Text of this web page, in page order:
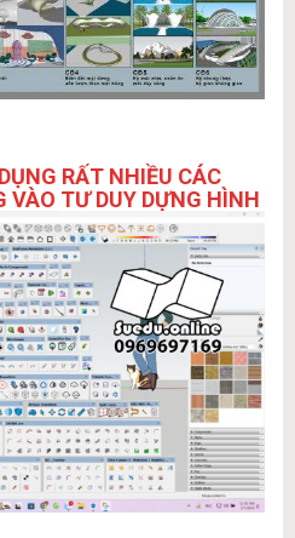
RẤT NHIỀU CÁC
VÀO TƯ DUY DỰNG HÌNH